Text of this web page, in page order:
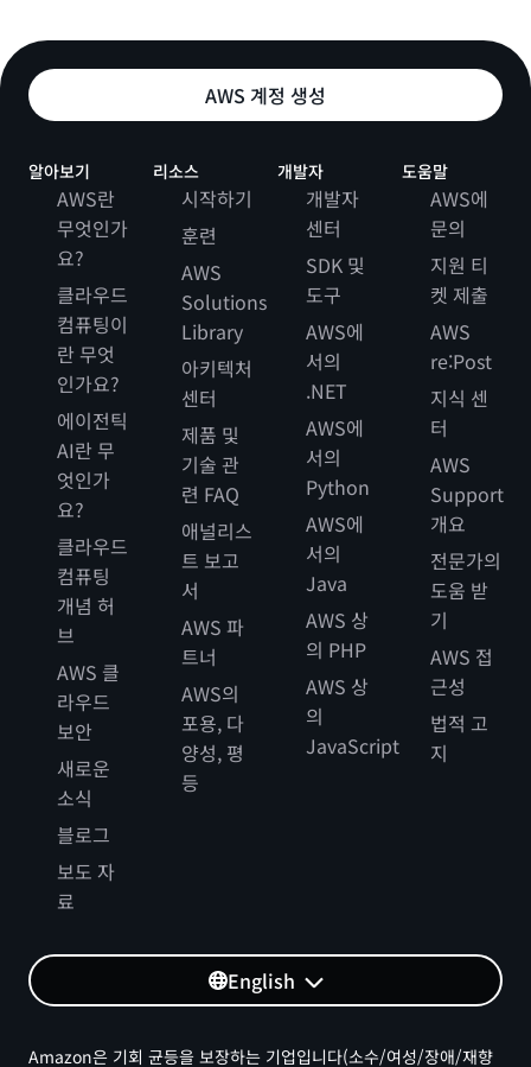
AWS 계정 생성
알아보기
AWS란
무엇인가
요?
클라우드
컴퓨팅이
란 무엇
인가요?
에이전틱
AI란 무
엇인가
요?
클라우드
컴퓨팅
개념 허
브
AWS 클
라우드
보안
새로운
소식
블로그
보도 자
료
리소스
시작하기
훈련
AWS
Solutions
Library
아키텍처
센터
제품 및
기술 관
련 FAQ
애널리스
트 보고
서
AWS 파
트너
AWS의
포용, 다
양성, 평
등
개발자
개발자
센터
SDK 및
도구
AWS에
서의
.NET
AWS에
서의
Python
AWS에
서의
Java
AWS 상
의 PHP
AWS 상
의
JavaScript
도움말
AWS에
문의
지원 티
켓 제출
AWS
re:Post
지식 센
터
AWS
Support
개요
전문가의
도움 받
기
AWS 접
근성
법적 고
지
English
Amazon은 기회 균등을 보장하는 기업입니다(소수/여성/장애/재향